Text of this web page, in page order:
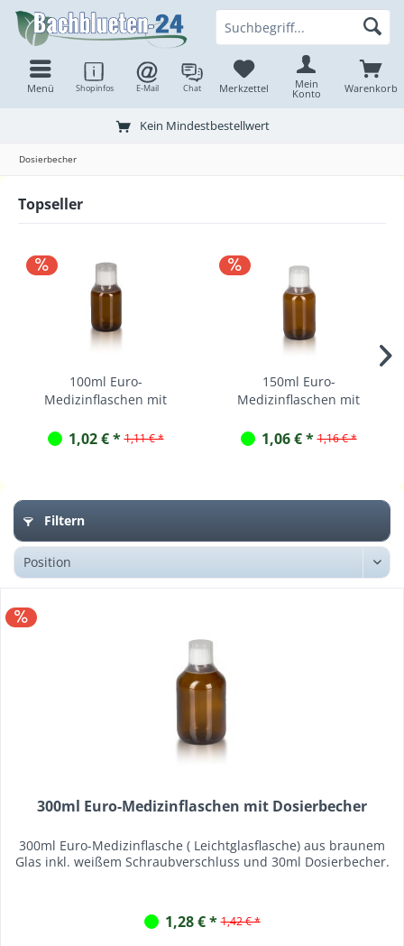
Kein Mindestbestellwert
Warenkorb
Shopinfos E-Mail Chat Merkzettel Mein
Konto
Menü
Dosierbecher
Topseller
100ml Euro-
Medizinflaschen mit
1,02 € * 1,11 € *
150ml Euro-
Medizinflaschen mit
1,06 € * 1,16 € *
Filtern
300ml Euro-Medizinflaschen mit Dosierbecher
300ml Euro-Medizinflasche ( Leichtglasflasche) aus braunem
Glas inkl. weißem Schraubverschluss und 30ml Dosierbecher.
1,28 € * 1,42 € *